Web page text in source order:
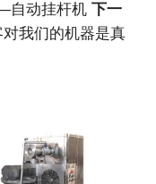
自动挂杆机 下一
我们的机器是真